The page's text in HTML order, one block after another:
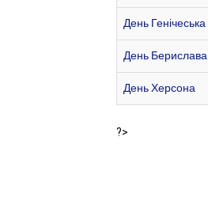
День Генічеська
День Берислава
День Херсона
?>